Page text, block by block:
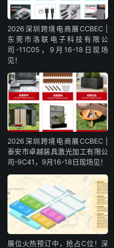
2026深圳跨境电商展CCBEC |
东莞市洛联电子科技有限公
司-11C05，9月16-18日现场
见！
2026深圳跨境电商展CCBEC |
泰安市卓越装具激光加工有限公
司-9C41，9月16-18日现场见！
展位火热预订中，抢占C位！深